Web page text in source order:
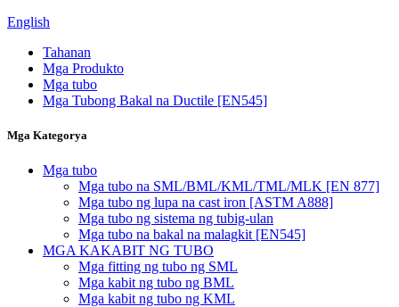
English
Tahanan
Mga Produkto
Mga tubo
Mga Tubong Bakal na Ductile [EN545]
Mga Kategorya
Mga tubo
Mga tubo na SML/BML/KML/TML/MLK [EN 877]
Mga tubo ng lupa na cast iron [ASTM A888]
Mga tubo ng sistema ng tubig-ulan
Mga tubo na bakal na malagkit [EN545]
MGA KAKABIT NG TUBO
Mga fitting ng tubo ng SML
Mga kabit ng tubo ng BML
Mga kabit ng tubo ng KML